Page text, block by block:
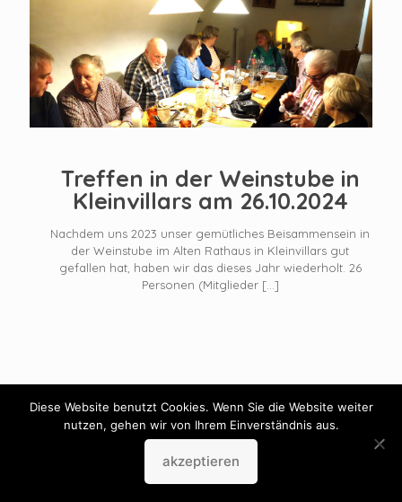
Treffen in der Weinstube in
Kleinvillars am 26.10.2024
Nachdem uns 2023 unser gemütliches Beisammensein in
der Weinstube im Alten Rathaus in Kleinvillars gut
gefallen hat, haben wir das dieses Jahr wiederholt. 26
Personen (Mitglieder[…]
Diese Website benutzt Cookies. Wenn Sie die Website weiter
nutzen, gehen wir von Ihrem Einverständnis aus.
akzeptieren